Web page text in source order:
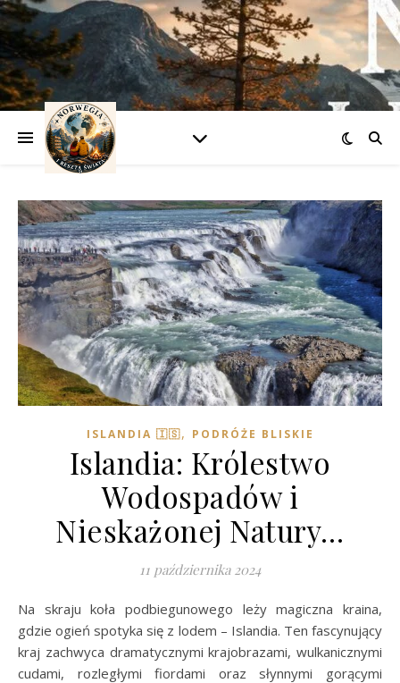
ISLANDIA 🇮🇸, PODRÓŻE BLISKIE
Islandia: Królestwo
Wodospadów i
Nieskażonej Natury…
11 października 2024
Na skraju koła podbiegunowego leży magiczna kraina,
gdzie ogień spotyka się z lodem – Islandia. Ten fascynujący
kraj zachwyca dramatycznymi krajobrazami, wulkanicznymi
cudami, rozległymi fiordami oraz słynnymi gorącymi